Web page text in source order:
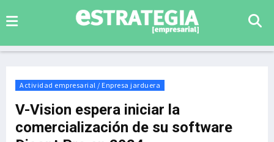
Actividad empresarial / Enpresa jarduera
V-Vision espera iniciar la
comercialización de su software